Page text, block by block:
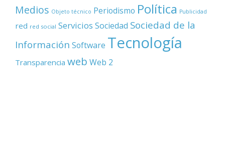
Medios Objeto técnico Periodismo Política Publicidad
red red social Servicios Sociedad Sociedad de la
Información Software Tecnología
Transparencia web Web 2